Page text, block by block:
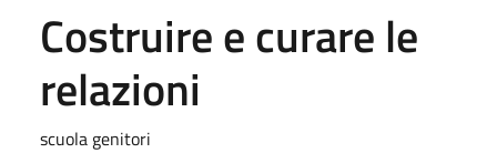
Costruire e curare le
relazioni
scuola genitori